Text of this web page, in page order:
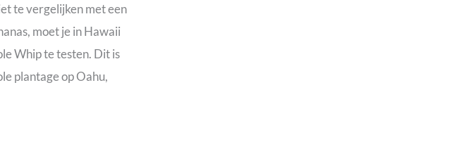
te vergelijken met een
moet je in Hawaii
Whip te testen. Dit is
plantage op Oahu,